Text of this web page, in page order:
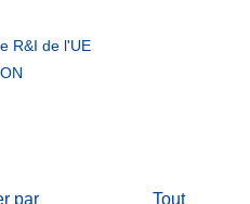
R&I de l'UE
par
Tout